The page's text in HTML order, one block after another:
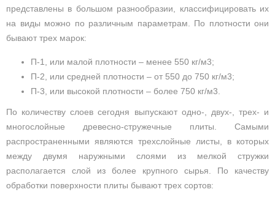
представлены в большом разнообразии, классифицировать их
на виды можно по различным параметрам. По плотности они
бывают трех марок:
П-1, или малой плотности – менее 550 кг/м3;
П-2, или средней плотности – от 550 до 750 кг/м3;
П-3, или высокой плотности – более 750 кг/м3.
По количеству слоев сегодня выпускают одно-, двух-, трех- и
многослойные древесно-стружечные плиты. Самыми
распространенными являются трехслойные листы, в которых
между двумя наружными слоями из мелкой стружки
располагается слой из более крупного сырья. По качеству
обработки поверхности плиты бывают трех сортов: